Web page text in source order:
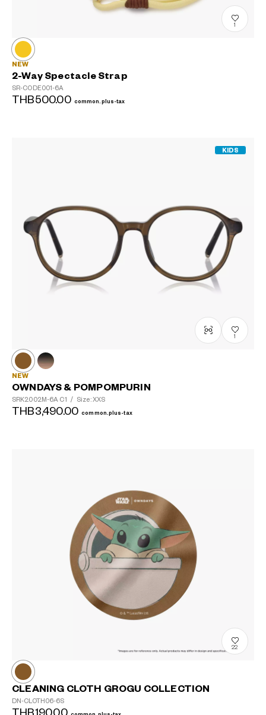
1
NEW
2-Way Spectacle Strap
SR-CODE001-6A
THB500.00 common.plus-tax
KIDS
1
NEW
OWNDAYS & POMPOMPURIN
SRK2002M-6A C1 / Size: XXS
THB3,490.00 common.plus-tax
22
CLEANING CLOTH GROGU COLLECTION
DN-CLOTH06-6S